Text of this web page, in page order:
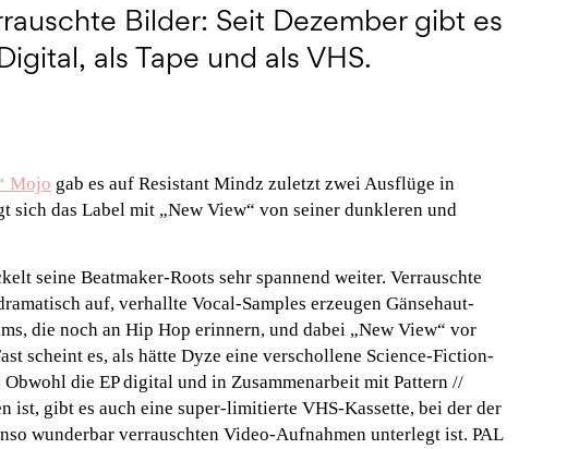
Bilder: Seit Dezember gibt es
als Tape und als VHS.
Mojo gab es auf Resistant Mindz zuletzt zwei Ausflüge in
sich das Label mit „New View“ von seiner dunkleren und
seine Beatmaker-Roots sehr spannend weiter. Verrauschte
auf, verhallte Vocal-Samples erzeugen Gänsehaut-
die noch an Hip Hop erinnern, und dabei „New View“ vor
scheint es, als hätte Dyze eine verschollene Science-Fiction-
die EP digital und in Zusammenarbeit mit Pattern //
ist, gibt es auch eine super-limitierte VHS-Kassette, bei der der
wunderbar verrauschten Video-Aufnahmen unterlegt ist. PAL